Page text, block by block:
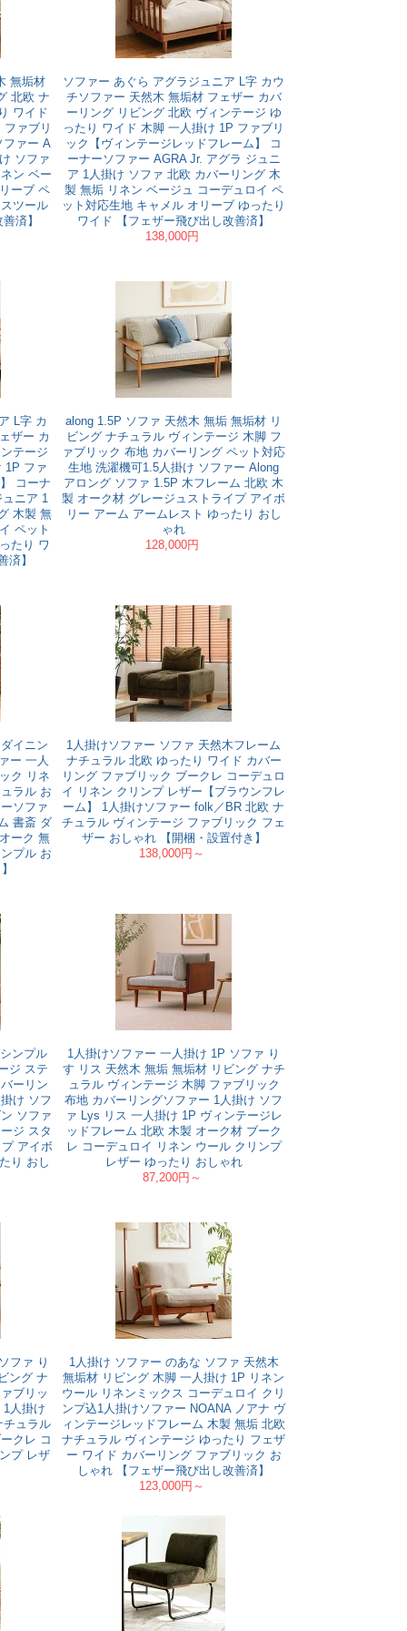
無垢材
北欧 ナ
ワイド
ァブリ
ファー A
ソファ
ン ベー
ーブ ペ
ツール
済】
ソファー あぐら アグラジュニア L字 カウ
チソファー 天然木 無垢材 フェザー カバ
ーリング リビング 北欧 ヴィンテージ ゆ
ったり ワイド 木脚 一人掛け 1P ファブリ
ック【ヴィンテージレッドフレーム】 コ
ーナーソファー AGRA Jr. アグラ ジュニ
ア 1人掛け ソファ 北欧 カバーリング 木
製 無垢 リネン ベージュ コーデュロイ ペ
ット対応生地 キャメル オリーブ ゆったり
ワイド 【フェザー飛び出し改善済】
138,000円
L字 カ
ザー カ
テージ
1P ファ
コーナ
ニア 1
木製 無
ペット
たり ワ
済】
along 1.5P ソファ 天然木 無垢 無垢材 リ
ビング ナチュラル ヴィンテージ 木脚 フ
ァブリック 布地 カバーリング ペット対応
生地 洗濯機可1.5人掛け ソファー Along
アロング ソファ 1.5P 木フレーム 北欧 木
製 オーク材 グレージュストライプ アイボ
リー アーム アームレスト ゆったり おし
ゃれ
128,000円
イニン
ー 一人
ク リネ
ラル お
ソファ
書斎 ダ
ーク 無
プル お
1人掛けソファー ソファ 天然木フレーム
ナチュラル 北欧 ゆったり ワイド カバー
リング ファブリック ブークレ コーデュロ
イ リネン クリンプ レザー【ブラウンフレ
ーム】 1人掛けソファー folk／BR 北欧 ナ
チュラル ヴィンテージ ファブリック フェ
ザー おしゃれ 【開梱・設置付き】
138,000円～
ンプル
ジ ステ
ーリン
け ソフ
ソファ
ジ スタ
アイボ
り おし
1人掛けソファー 一人掛け 1P ソファ り
す リス 天然木 無垢 無垢材 リビング ナチ
ュラル ヴィンテージ 木脚 ファブリック
布地 カバーリングソファー 1人掛け ソフ
ァ Lys リス 一人掛け 1P ヴィンテージレ
ッドフレーム 北欧 木製 オーク材 ブーク
レ コーデュロイ リネン ウール クリンプ
レザー ゆったり おしゃれ
87,200円～
ファ り
ング ナ
ブリッ
人掛け
チュラル
クレ コ
プ レザ
1人掛け ソファー のあな ソファ 天然木
無垢材 リビング 木脚 一人掛け 1P リネン
ウール リネンミックス コーデュロイ クリ
ンプ込1人掛けソファー NOANA ノアナ ヴ
ィンテージレッドフレーム 木製 無垢 北欧
ナチュラル ヴィンテージ ゆったり フェザ
ー ワイド カバーリング ファブリック お
しゃれ 【フェザー飛び出し改善済】
123,000円～